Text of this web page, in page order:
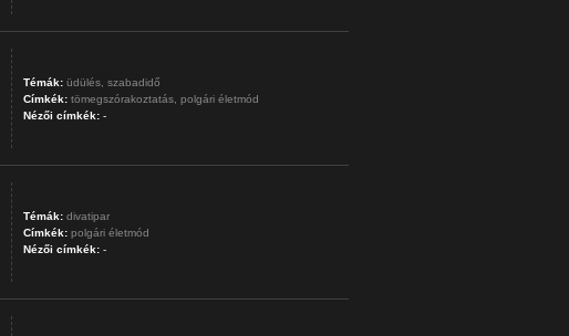
Témák: üdülés, szabadidő
Címkék: tömegszórakoztatás, polgári életmód
Nézői címkék:-
Témák: divatipar
Címkék: polgári életmód
Nézői címkék:-